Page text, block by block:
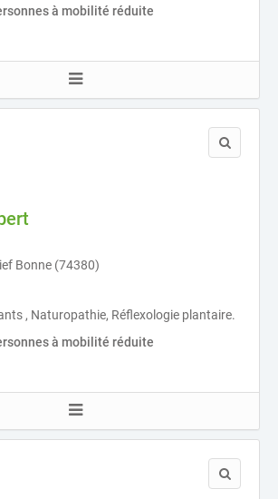
à mobilité réduite
Bonne (74380)
, Naturopathie, Réflexologie plantaire.
à mobilité réduite